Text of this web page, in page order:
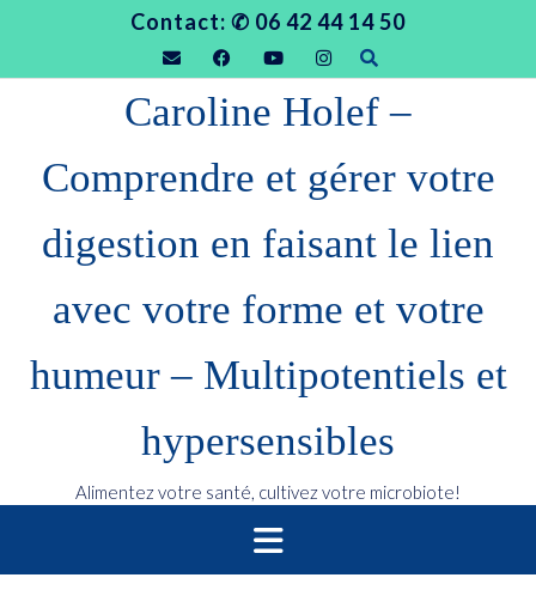
Contact: ✆ 06 42 44 14 50
Caroline Holef –
Comprendre et gérer votre
digestion en faisant le lien
avec votre forme et votre
humeur – Multipotentiels et
hypersensibles
Alimentez votre santé, cultivez votre microbiote!